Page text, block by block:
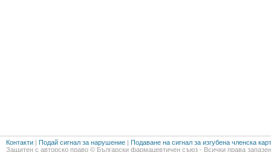
Контакти | Подай сигнал за нарушение | Подаване на сигнал за изгубена членска
Защитен с авторско право © Български фармацевтичен съюз - Всички права